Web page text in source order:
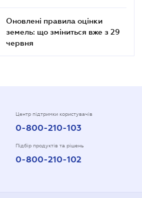
Оновлені правила оцінки
земель: що зміниться вже з 29
червня
Центр підтримки користувачів
0-800-210-103
Підбір продуктів та рішень
0-800-210-102